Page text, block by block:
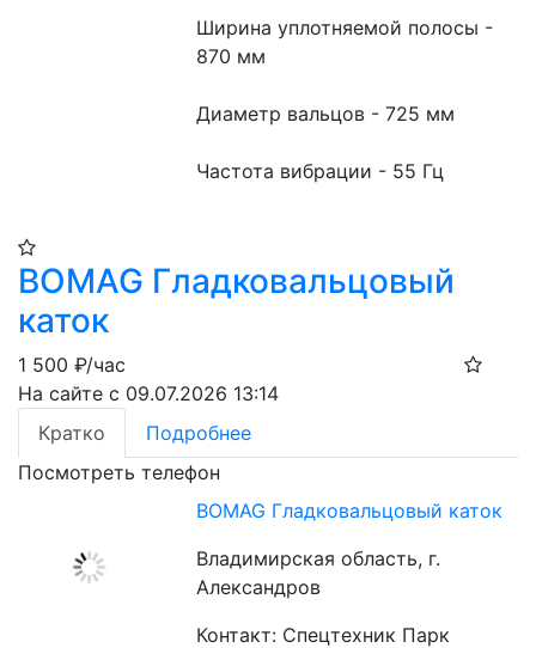
Ширина уплотняемой полосы -
870 мм
Диаметр вальцов - 725 мм
Частота вибрации - 55 Гц
BOMAG Гладковальцовый
каток
1 500 ₽/час
На сайте с 09.07.2026 13:14
Кратко
Подробнее
Посмотреть телефон
BOMAG Гладковальцовый каток
Владимирская область, г.
Александров
Контакт: Спецтехник Парк